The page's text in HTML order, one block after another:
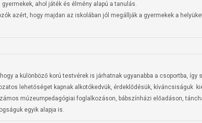
ahol játék és élmény alapú a tanulás.
azért, hogy majdan az iskolában jól megállják a gyermekek a
a különböző korú testvérek is járhatnak ugyanabba a csoportba,
lehetőséget kapnak alkotókedvük, érdeklődésük, kíváncsiságuk
múzeumpedagógiai foglalkozáson, bábszínházi előadáson,
egyik alapja is.